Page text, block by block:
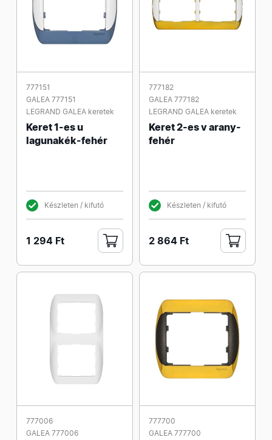
777151
GALEA 777151
LEGRAND GALEA keretek
Keret 1-es u
lagunakék-fehér
Készleten / kifutó
1 294 Ft
777182
GALEA 777182
LEGRAND GALEA keretek
Keret 2-es v arany-
fehér
Készleten / kifutó
2 864 Ft
777006
GALEA 777006
777700
GALEA 777700